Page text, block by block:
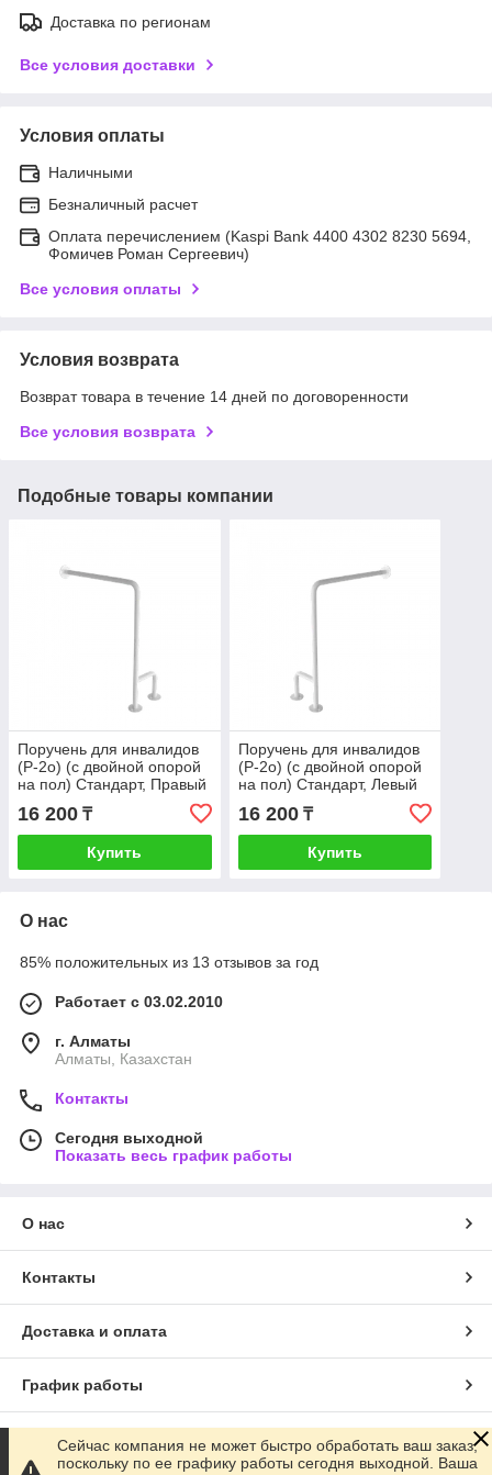
Доставка по регионам
Все условия доставки
Условия оплаты
Наличными
Безналичный расчет
Оплата перечислением (Kaspi Bank 4400 4302 8230 5694,
Фомичев Роман Сергеевич)
Все условия оплаты
Условия возврата
Возврат товара в течение 14 дней по договоренности
Все условия возврата
Подобные товары компании
Поручень для инвалидов
(P-2o) (с двойной опорой
на пол) Стандарт, Правый
16 200 ₸
Купить
Поручень для инвалидов
(P-2o) (с двойной опорой
на пол) Стандарт, Левый
16 200₸
Купить
О нас
85% положительных из 13 отзывов за год
Работает с 03.02.2010
г. Алматы
Алматы, Казахстан
Контакты
Сегодня выходной
Показать весь график работы
О нас
Контакты
Доставка и оплата
График работы
Полная версия сайта
Сейчас компания не может быстро обработать ваш заказ,
поскольку по ее графику работы сегодня выходной. Ваша